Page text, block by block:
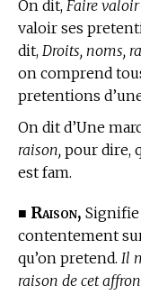
On dit, Faire valoir
valoir ses
dit, Droits, noms,
on comprend
pretentions
On dit d’Une
raison, pour dire,
est fam.
■ Raison, Signifie
contentement
qu’on pretend. Il
raison de cet